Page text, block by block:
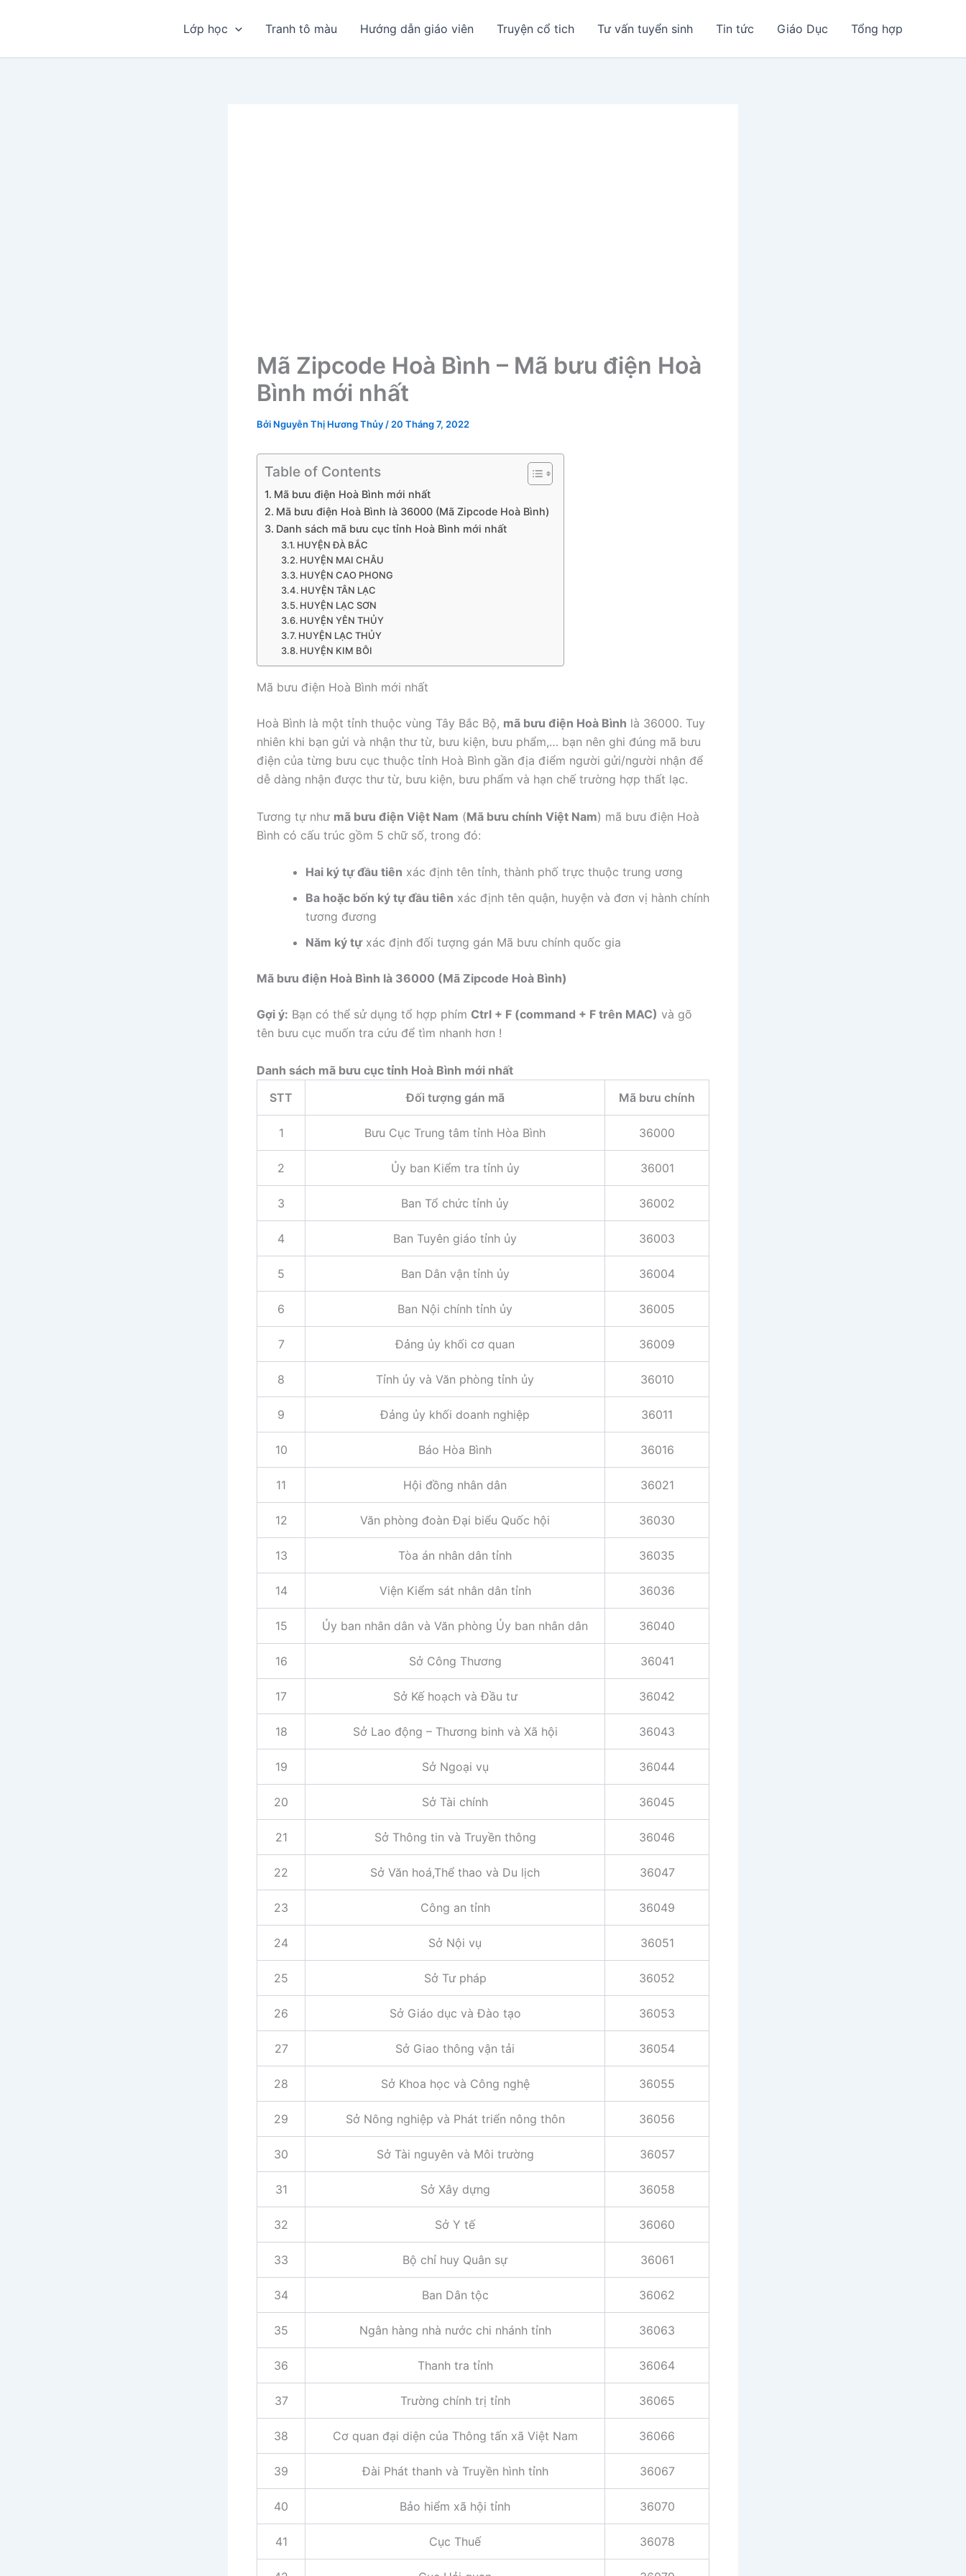
Lớp học Tranh tô màu Hướng dẫn giáo viên Truyện cổ tich Tư vấn tuyển sinh Tin tức Giáo Dục Tổng hợp
Mã Zipcode Hoà Bình – Mã bưu điện Hoà
Bình mới nhất
Bởi Nguyễn Thị Hương Thủy / 20 Tháng 7, 2022
Table of Contents
Mã bưu điện Hoà Bình mới nhất
Mã bưu điện Hoà Bình là 36000 (Mã Zipcode Hoà Bình)
Danh sách mã bưu cục tỉnh Hoà Bình mới nhất
HUYỆN ĐÀ BẮC
HUYỆN MAI CHÂU
HUYỆN CAO PHONG
HUYỆN TÂN LẠC
HUYỆN LẠC SƠN
HUYỆN YÊN THỦY
HUYỆN LẠC THỦY
HUYỆN KIM BÔI
Mã bưu điện Hoà Bình mới nhất
Hoà Bình là một tỉnh thuộc vùng Tây Bắc Bộ, mã bưu điện Hoà Bình là 36000. Tuy
nhiên khi bạn gửi và nhận thư từ, bưu kiện, bưu phẩm,… bạn nên ghi đúng mã bưu
điện của từng bưu cục thuộc tỉnh Hoà Bình gần địa điểm người gửi/người nhận để
dễ dàng nhận được thư từ, bưu kiện, bưu phẩm và hạn chế trường hợp thất lạc.
Tương tự như mã bưu điện Việt Nam (Mã bưu chính Việt Nam) mã bưu điện Hoà
Bình có cấu trúc gồm 5 chữ số, trong đó:
Hai ký tự đầu tiên xác định tên tỉnh, thành phố trực thuộc trung ương
Ba hoặc bốn ký tự đầu tiên xác định tên quận, huyện và đơn vị hành chính
tương đương
Năm ký tựxác định đối tượng gán Mã bưu chính quốc gia
Mã bưu điện Hoà Bình là 36000 (Mã Zipcode Hoà Bình)
Gợi ý: Bạn có thể sử dụng tổ hợp phím Ctrl + F (command + F trên MAC) và gõ
tên bưu cục muốn tra cứu để tìm nhanh hơn !
Danh sách mã bưu cục tỉnh Hoà Bình mới nhất
STT
Đối tượng gán mã Mã bưu chính
1 Bưu Cục Trung tâm tỉnh Hòa Bình 36000
2 Ủy ban Kiểm tra tỉnh ủy 36001
3 Ban Tổ chức tỉnh ủy 36002
4 Ban Tuyên giáo tỉnh ủy 36003
5 Ban Dân vận tỉnh ủy 36004
6 Ban Nội chính tỉnh ủy 36005
7 Đảng ủy khối cơ quan 36009
8 Tỉnh ủy và Văn phòng tỉnh ủy 36010
9 Đảng ủy khối doanh nghiệp 36011
10 Báo Hòa Bình 36016
11 Hội đồng nhân dân 36021
12 Văn phòng đoàn Đại biểu Quốc hội 36030
13 Tòa án nhân dân tỉnh 36035
14 Viện Kiểm sát nhân dân tỉnh 36036
15 Ủy ban nhân dân và Văn phòng Ủy ban nhân dân 36040
16 Sở Công Thương 36041
17 Sở Kế hoạch và Đầu tư 36042
18 Sở Lao động – Thương binh và Xã hội 36043
19 Sở Ngoại vụ 36044
20 Sở Tài chính 36045
21 Sở Thông tin và Truyền thông 36046
22 Sở Văn hoá,Thể thao và Du lịch 36047
23 Công an tỉnh 36049
24 Sở Nội vụ 36051
25 Sở Tư pháp 36052
26 Sở Giáo dục và Đào tạo 36053
27 Sở Giao thông vận tải 36054
28 Sở Khoa học và Công nghệ 36055
29 Sở Nông nghiệp và Phát triển nông thôn 36056
30 Sở Tài nguyên và Môi trường 36057
31 Sở Xây dựng 36058
32 Sở Y tế 36060
33 Bộ chỉ huy Quân sự 36061
34 Ban Dân tộc 36062
35 Ngân hàng nhà nước chi nhánh tỉnh 36063
36 Thanh tra tỉnh 36064
37 Trường chính trị tỉnh 36065
38 Cơ quan đại diện của Thông tấn xã Việt Nam 36066
39 Đài Phát thanh và Truyền hình tỉnh 36067
40 Bảo hiểm xã hội tỉnh 36070
41 Cục Thuế 36078